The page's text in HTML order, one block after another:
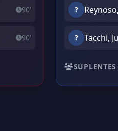
90'
90'
?
? Tacchi,
SUPLENTES